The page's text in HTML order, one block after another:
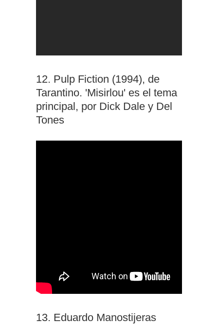
12. Pulp Fiction (1994), de
Tarantino. 'Misirlou' es el tema
principal, por Dick Dale y Del
Tones
13. Eduardo Manostijeras